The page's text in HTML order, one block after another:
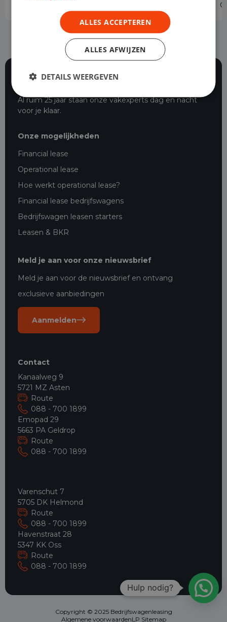
Al ruim 25 jaar staan onze vakexperts dag en nacht
voor je klaar.
Onze mogelijkheden
Financial lease
Operational lease
Hoe werkt operational lease?
Financial lease bedrijfswagens
Bedrijfswagen leasen starters
Leasen & BKR
Meld je aan voor onze nieuwsbrief
Meld je aan voor de nieuwsbrief en ontvang
exclusieve aanbiedingen
Aanmelden
Contact
Kanaalweg 9
5721 MZ Asten
Route
088 - 700 1899
Emopad 29
5663 PA Geldrop
Route
088 - 700 1899
Varenschut 7
5705 DK Helmond
Route
088 - 700 1899
Havenstraat 28
5347 KK Oss
Route
088 - 700 1899
Copyright © 2025 Bedrijfswagenleasing
Algemene voorwaardenLP Sitemap
Hulp nodig?
ALLES ACCEPTEREN
ALLES AFWIJZEN
DETAILS WEERGEVEN